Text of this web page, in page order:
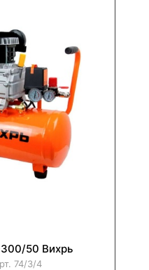
50 Вихрь
74/3/4